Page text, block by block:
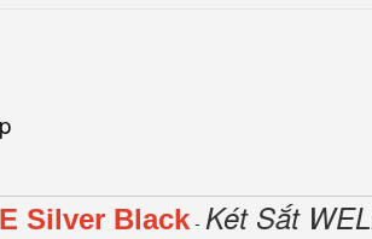
Silver Black - Két Sắt